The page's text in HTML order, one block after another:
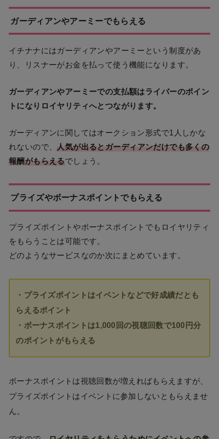
ガーディアンやアーミーでもらえる
イチナナにはガーディアンやアーミーという制度があ
り、リスナーがお金を払って使う機能になります。
ガーディアンやアーミーでの支払額はライバーのポイン
トになりロイヤリティへとつながります。
ガーディアンに関してはオークション形式で1人しかな
れないので、
人気が出るとガーディアンだけでも多くの
報酬がもらえるでしょう。
プライズやボーナスポイントでもらえる
プライズポイントやボーナスポイントでもロイヤリティ
をもらうことは可能です。
どのようなサービスなのか次にまとめています。
・プライズポイントはイベントなどで好成績だとも
らえるポイント
・ボーナスポイントは1,000回の視聴回数で100円分
のポイントがもらえる
ボーナスポイントは視聴回数が増えればもらえますが、
プライズポイントはイベントに参加しないともらえませ
ん。